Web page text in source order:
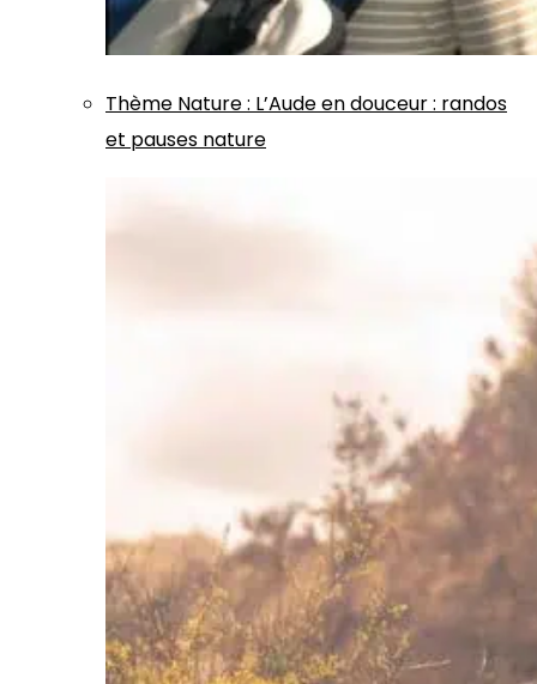
Thème Nature: L’Aude en douceur : randos
et pauses nature